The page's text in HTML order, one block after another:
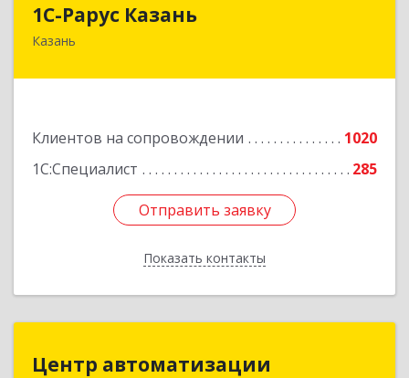
1С-Рарус Казань
Казань
Клиентов на сопровождении
1020
1С:Специалист
285
Отправить заявку
Показать контакты
420088, Татарстан Респ, Казань г, Победы пр-
Отправить заявку
Назад
Центр автоматизации